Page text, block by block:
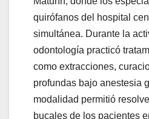
quirófanos del hospital
simultánea. Durante la
odontología practicó
como extracciones,
profundas bajo anestesia
modalidad permitió
bucales de los pacientes